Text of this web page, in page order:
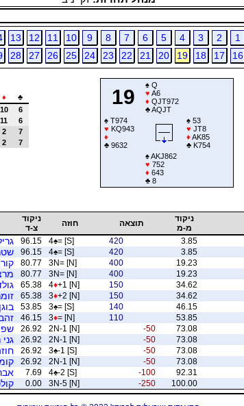
1
2
3
4
5
6
7
8
9
10
11
12
13
16
17
18
19
20
21
22
23
24
25
26
27
28
19
♠ Q
♥ A6
♦ QJT972
♣AQJT
♠ T974
♥ KQ943
♦
♣ 9632
♠ 53
♥ JT8
♦ AK85
♣ K754
♠AKJ862
♥ 752
♦ 643
♣ 8
♦
♣
10
6
11
6
2
7
2
7
ניקוד
מ-מ
תוצאה חוזה
ניקוד
צ-ד
3.85
420
4♠= [S]
96.15
3.85
420
4♠= [S]
96.15
19.23
400
3N= [N]
80.77
19.23
400
3N= [N]
80.77
34.62
150
4♦+1 [N]
65.38
34.62
150
3♦+2 [N]
65.38
46.15
140
3♠= [S]
53.85
53.85
110
3♦= [N]
46.15
73.08
-50
2N-1 [N]
26.92
73.08
-50
2N-1 [N]
26.92
73.08
-50
3♠-1 [S]
26.92
73.08
-50
2N-1 [N]
26.92
92.31
-100
4♠-2 [S]
7.69
100.00
-250
3N-5 [N]
0.00